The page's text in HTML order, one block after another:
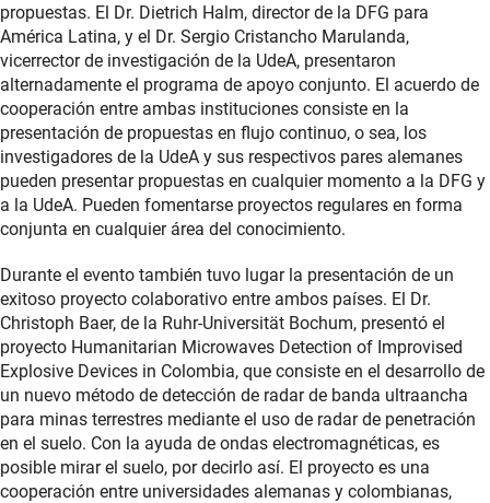
propuestas. El Dr. Dietrich Halm, director de la DFG para
América Latina, y el Dr. Sergio Cristancho Marulanda,
vicerrector de investigación de la UdeA, presentaron
alternadamente el programa de apoyo conjunto. El acuerdo de
cooperación entre ambas instituciones consiste en la
presentación de propuestas en flujo continuo, o sea, los
investigadores de la UdeA y sus respectivos pares alemanes
pueden presentar propuestas en cualquier momento a la DFG y
a la UdeA. Pueden fomentarse proyectos regulares en forma
conjunta en cualquier área del conocimiento.
Durante el evento también tuvo lugar la presentación de un
exitoso proyecto colaborativo entre ambos países. El Dr.
Christoph Baer, de la Ruhr-Universität Bochum, presentó el
proyecto Humanitarian Microwaves Detection of Improvised
Explosive Devices in Colombia, que consiste en el desarrollo de
un nuevo método de detección de radar de banda ultraancha
para minas terrestres mediante el uso de radar de penetración
en el suelo. Con la ayuda de ondas electromagnéticas, es
posible mirar el suelo, por decirlo así. El proyecto es una
cooperación entre universidades alemanas y colombianas,